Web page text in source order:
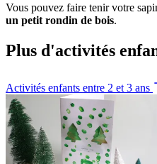
Vous pouvez faire tenir votre
un petit rondin de bois.
Plus d'activités
Activités enfants entre 2 et 3 ans